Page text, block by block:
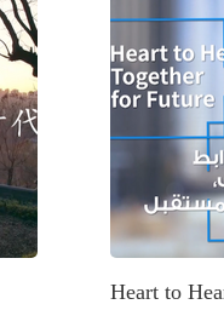
Heart to